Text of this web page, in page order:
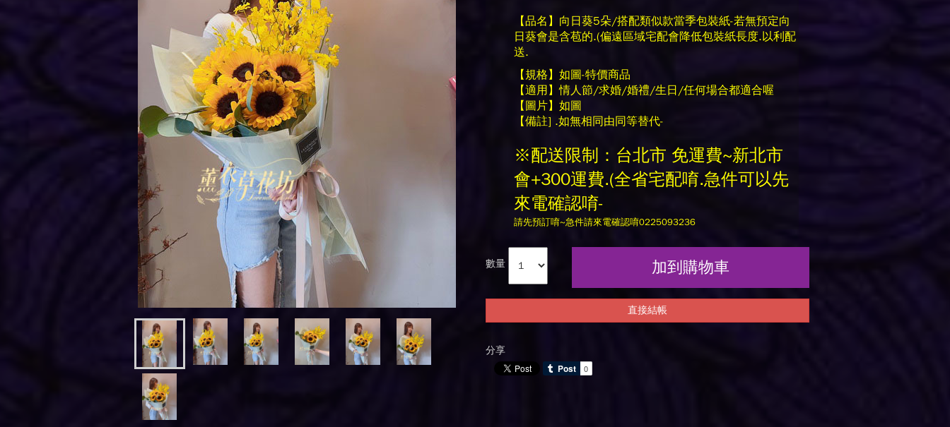
【品名】向日葵5朵/搭配類似款當季包裝紙-若無預定向
日葵會是含苞的.(偏遠區域宅配會降低包裝紙長度.以利配
送.
【規格】如圖-特價商品
【適用】情人節/求婚/婚禮/生日/任何場合都適合喔
【圖片】如圖
【備註] .如無相同由同等替代-
※配送限制：台北市 免運費~新北市
會+300運費.(全省宅配唷.急件可以先
來電確認唷-
請先預訂唷~急件請來電確認唷0225093236
數量 加到購物車
直接結帳
分享